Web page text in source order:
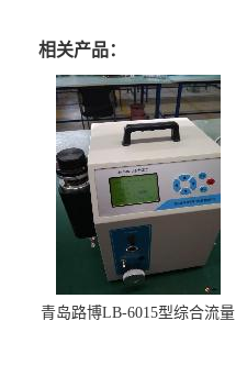
相关产品：
青岛路博LB-6015型综合流量